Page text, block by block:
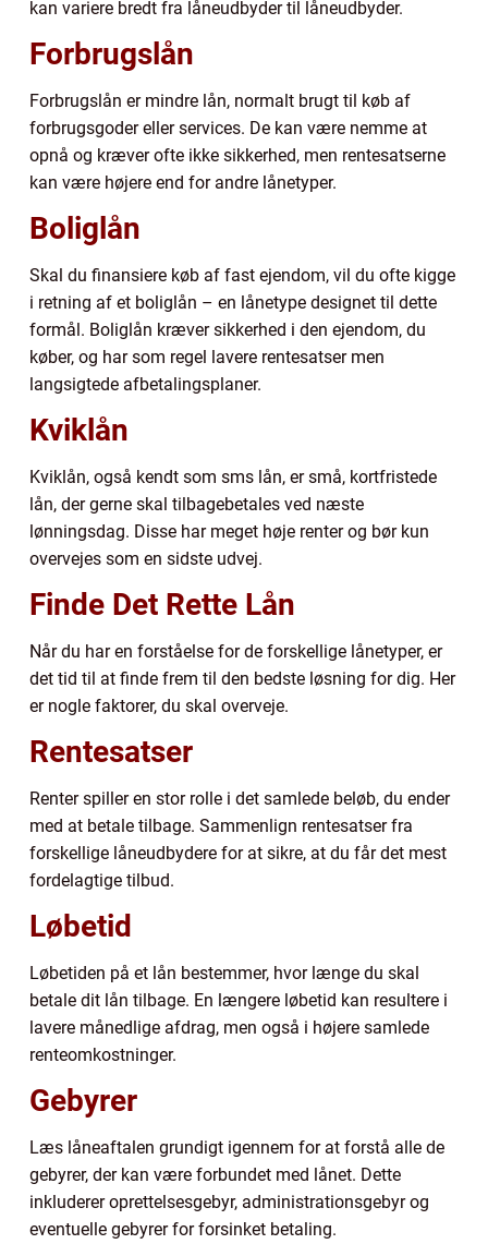
kan variere bredt fra låneudbyder til låneudbyder.
Forbrugslån
Forbrugslån er mindre lån, normalt brugt til køb af
forbrugsgoder eller services. De kan være nemme at
opnå og kræver ofte ikke sikkerhed, men rentesatserne
kan være højere end for andre lånetyper.
Boliglån
Skal du finansiere køb af fast ejendom, vil du ofte kigge
i retning af et boliglån – en lånetype designet til dette
formål. Boliglån kræver sikkerhed i den ejendom, du
køber, og har som regel lavere rentesatser men
langsigtede afbetalingsplaner.
Kviklån
Kviklån, også kendt som sms lån, er små, kortfristede
lån, der gerne skal tilbagebetales ved næste
lønningsdag. Disse har meget høje renter og bør kun
overvejes som en sidste udvej.
Finde Det Rette Lån
Når du har en forståelse for de forskellige lånetyper, er
det tid til at finde frem til den bedste løsning for dig. Her
er nogle faktorer, du skal overveje.
Rentesatser
Renter spiller en stor rolle i det samlede beløb, du ender
med at betale tilbage. Sammenlign rentesatser fra
forskellige låneudbydere for at sikre, at du får det mest
fordelagtige tilbud.
Løbetid
Løbetiden på et lån bestemmer, hvor længe du skal
betale dit lån tilbage. En længere løbetid kan resultere i
lavere månedlige afdrag, men også i højere samlede
renteomkostninger.
Gebyrer
Læs låneaftalen grundigt igennem for at forstå alle de
gebyrer, der kan være forbundet med lånet. Dette
inkluderer oprettelsesgebyr, administrationsgebyr og
eventuelle gebyrer for forsinket betaling.